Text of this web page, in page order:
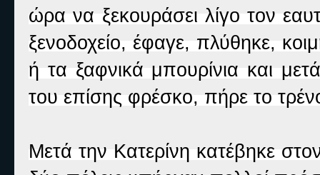
ώρα να ξεκουράσει λίγο τον
ξενοδοχείο, έφαγε, πλύθηκε,
ή τα ξαφνικά μπουρίνια και
του επίσης φρέσκο, πήρε το
Μετά την Κατερίνη κατέβηκε